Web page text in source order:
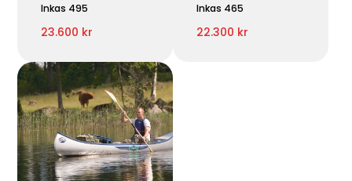
Inkas 495
23.600 kr
Inkas 465
22.300 kr